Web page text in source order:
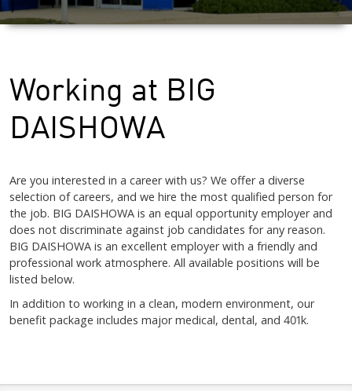
Working at BIG
DAISHOWA
Are you interested in a career with us? We offer a diverse
selection of careers, and we hire the most qualified person for
the job. BIG DAISHOWA is an equal opportunity employer and
does not discriminate against job candidates for any reason.
BIG DAISHOWA is an excellent employer with a friendly and
professional work atmosphere. All available positions will be
listed below.
In addition to working in a clean, modern environment, our
benefit package includes major medical, dental, and 401k.